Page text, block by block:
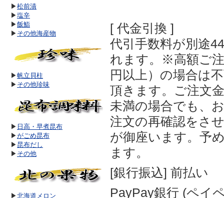
▶松前漬
▶塩辛
▶飯鮨
▶ その他海産物
▶帆立貝柱
▶ その他珍味
▶ 日高・早煮昆布
▶がごめ昆布
▶ 昆布だし
▶ その他
▶北海道メロン
[ 代金引換 ]
代引手数料が別途
れます。※高額ご
円以上）の場合は
頂きます。ご注文
未満の場合でも、
注文の再確認をさ
が御座います。予
ます。
[銀行振込] 前払い
PayPay銀行 (ペイ